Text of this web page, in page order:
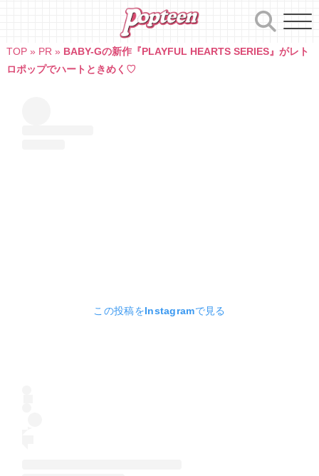
TOP» PR » BABY-Gの新作『PLAYFUL HEARTS SERIES』がレト
ロポップでハートときめく♡
この投稿をInstagramで見る